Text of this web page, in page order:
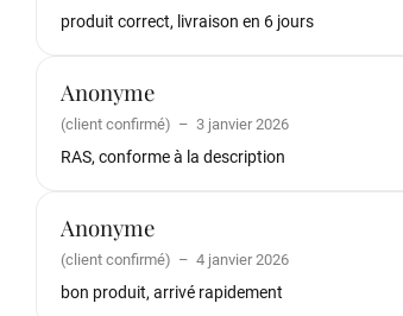
produit correct, livraison en 6 jours
Anonyme
(client confirmé) – 3 janvier 2026
RAS, conforme à la description
Anonyme
(client confirmé) – 4 janvier 2026
bon produit, arrivé rapidement